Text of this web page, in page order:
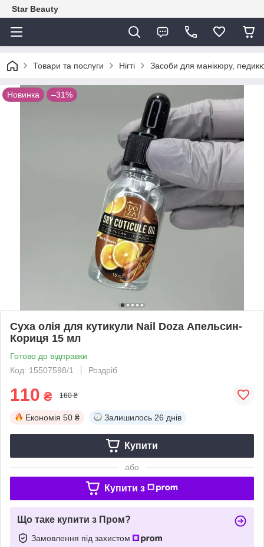
Star Beauty
Товари та послуги Нігті Засоби для манікюру,
Новинка –31%
Суха олія для кутикули Nail Doza Апельсин-
Кориця 15 мл
Готово до відправки
Код: 15507598/1
Роздріб
110 ₴ 160 ₴
Економія 50 ₴ Залишилось 26 днів
Купити
або
Купити з
Що таке купити з Пром?
Замовлення під захистом